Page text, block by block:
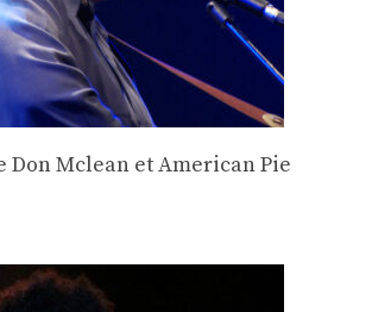
Don Mclean et American Pie